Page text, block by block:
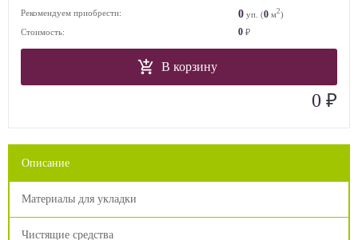
Рекомендуем приобрести:
0 уп. (0 м2)
Стоимость:
0 ₽
В корзину
0 ₽
Описание
Материалы для укладки
Чистящие средства